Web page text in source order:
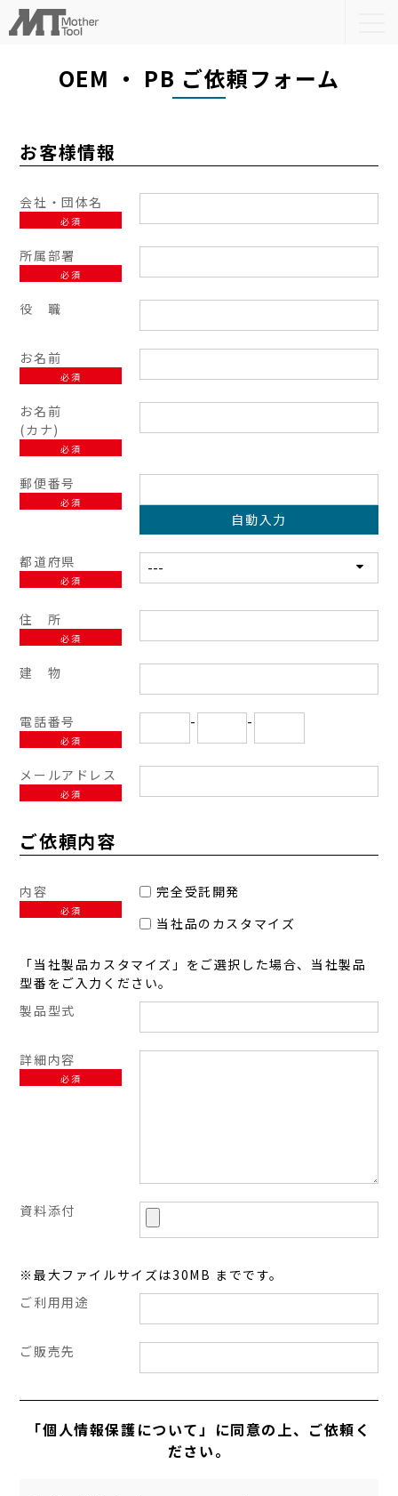
OEM ・ PB ご依頼フォーム
お客様情報
会社・団体名
必須
所属部署
必須
役 職
お名前
必須
お名前
(カナ)
必須
郵便番号
必須
自動入力
都道府県
必須
住 所
必須
建 物
電話番号
必須
- -
メールアドレス
必須
ご依頼内容
内容
必須
完全受託開発
当社品のカスタマイズ
「当社製品カスタマイズ」をご選択した場合、当社製品
型番をご入力ください。
製品型式
詳細内容
必須
資料添付
※最大ファイルサイズは30MB までです。
ご利用用途
ご販売先
「個人情報保護について」に同意の上、ご依頼く
ださい。